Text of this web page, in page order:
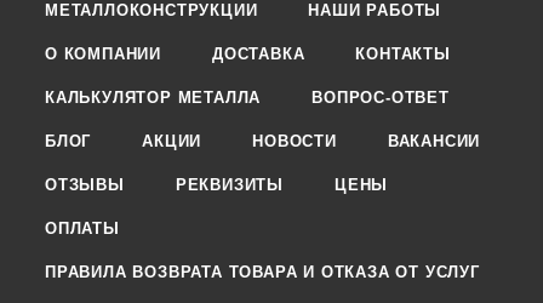
МЕТАЛЛОКОНСТРУКЦИИ НАШИ РАБОТЫ
О КОМПАНИИ ДОСТАВКА КОНТАКТЫ
КАЛЬКУЛЯТОР МЕТАЛЛА ВОПРОС-ОТВЕТ
БЛОГ АКЦИИ НОВОСТИ ВАКАНСИИ
ОТЗЫВЫ РЕКВИЗИТЫ ЦЕНЫ
ОПЛАТЫ
ПРАВИЛА ВОЗВРАТА ТОВАРА И ОТКАЗА ОТ УСЛУГ